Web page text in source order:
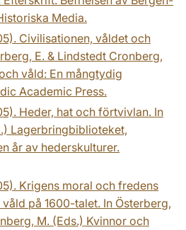
Media.
Civilisationen, våldet och
E. & Lindstedt Cronberg,
våld: En mångtydig
Academic Press.
Heder, hat och förtvivlan. In
Lagerbringbiblioteket,
år av hederskulturer.
Krigens moral och fredens
på 1600-talet. In Österberg,
M. (Eds.) Kvinnor och